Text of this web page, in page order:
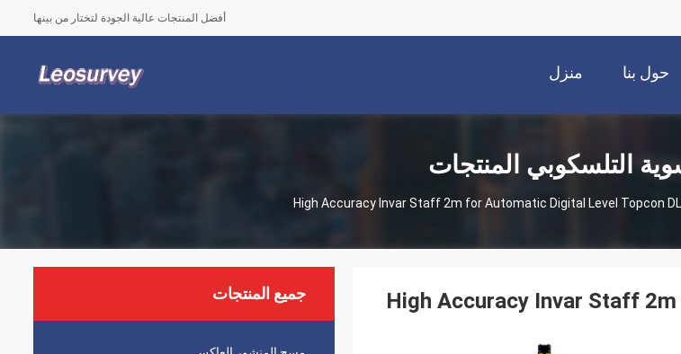
أفضل المنتجات عالية الجودة لتختار من بينها
منزل حول بنا
التلسكوبي المنتجات
High Accuracy Invar Staff 2m for Automatic Digital Level Topcon
جميع المنتجات High Accuracy Invar Staff